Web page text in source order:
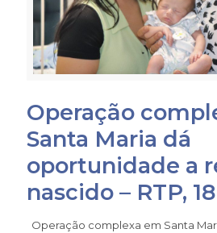
Operação
Santa Maria dá
oportunidade a
nascido – RTP,
Operação complexa em Santa